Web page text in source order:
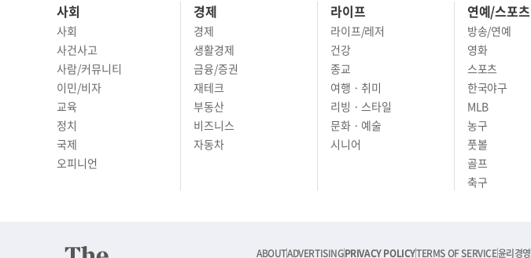
사회
사회
사건사고
사람/커뮤니티
이민/비자
교육
정치
국제
오피니언
경제
경제
생활경제
금융/증권
재테크
부동산
비즈니스
자동차
라이프
라이프/레저
건강
종교
여행 · 취미
리빙 · 스타일
문화 · 예술
시니어
연예/스포츠
방송/연예
영화
스포츠
한국야구
MLB
농구
풋볼
골프
축구
ABOUTADVERTISINGPRIVACY POLICYTERMS OF SERVICE윤리경영